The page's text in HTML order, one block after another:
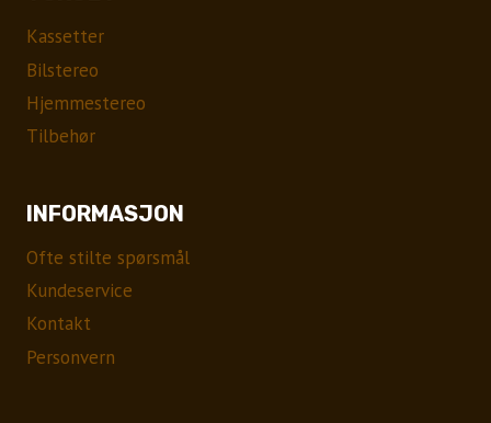
Kassetter
Bilstereo
Hjemmestereo
Tilbehør
INFORMASJON
Ofte stilte spørsmål
Kundeservice
Kontakt
Personvern